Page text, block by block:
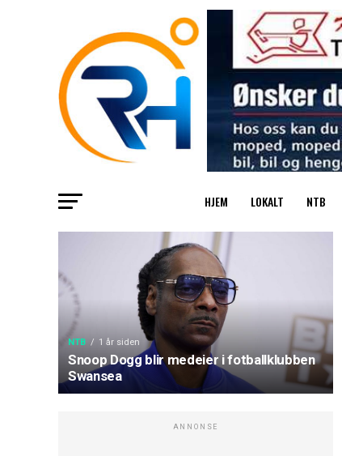
HJEM LOKALT NTB
NTB 1 år siden
Snoop Dogg blir medeier i fotballklubben
Swansea
ANNONSE